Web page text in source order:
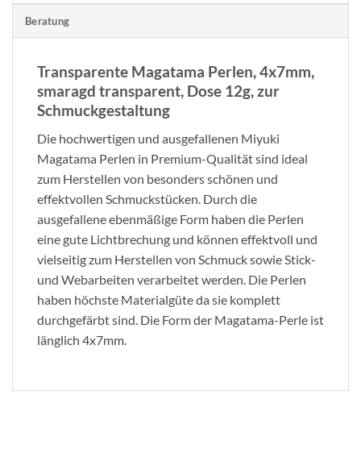
Beratung
Transparente Magatama Perlen, 4x7mm,
smaragd transparent, Dose 12g, zur
Schmuckgestaltung
Die hochwertigen und ausgefallenen Miyuki
Magatama Perlen in Premium-Qualität sind ideal
zum Herstellen von besonders schönen und
effektvollen Schmuckstücken. Durch die
ausgefallene ebenmäßige Form haben die Perlen
eine gute Lichtbrechung und können effektvoll und
vielseitig zum Herstellen von Schmuck sowie Stick-
und Webarbeiten verarbeitet werden. Die Perlen
haben höchste Materialgüte da sie komplett
durchgefärbt sind. Die Form der Magatama-Perle ist
länglich 4x7mm.